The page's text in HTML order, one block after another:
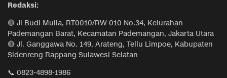
Redaksi:
🔴 Jl Budi Mulia, RT0010/RW 010 No.34, Kelurahan
Pademangan Barat, Kecamatan Pademangan, Jakarta Utara
🔴 Jl. Ganggawa No. 149, Arateng, Tellu Limpoe, Kabupaten
Sidenreng Rappang Sulawesi Selatan
📞 0823-4898-1986